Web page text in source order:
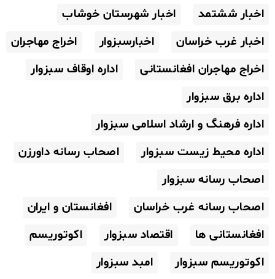
اخبار ششتمد
اخبار شهرستان خوشاب
اخبار غرب خراسان
اخبارسبزوار
اخراج مهاجران
اخراج مهاجران افغانستانی
اداره اوقاف سبزوار
اداره برق سبزوار
اداره فرهنگ و ارشاد اسلامی سبزوار
اداره محیط زیست سبزوار
اصحاب رسانه داورزن
اصحاب رسانه سبزوار
اصحاب رسانه غرب خراسان
افغانستان و ایران
افغانستانی ها
اقتصاد سبزوار
اکوتوریسم
اکوتوریسم سبزوار
امبد سبزوار